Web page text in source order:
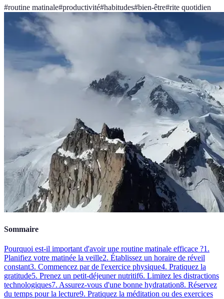
#routine matinale#productivité#habitudes#bien-être#rite quotidien
Sommaire
Pourquoi est-il important d'avoir une routine matinale efficace ?1.
Planifiez votre matinée la veille2. Établissez un horaire de réveil
constant3. Commencez par de l'exercice physique4. Pratiquez la
gratitude5. Prenez un petit-déjeuner nutritif6. Limitez les distractions
technologiques7. Assurez-vous d'une bonne hydratation8. Réservez
du temps pour la lecture9. Pratiquez la méditation ou des exercices